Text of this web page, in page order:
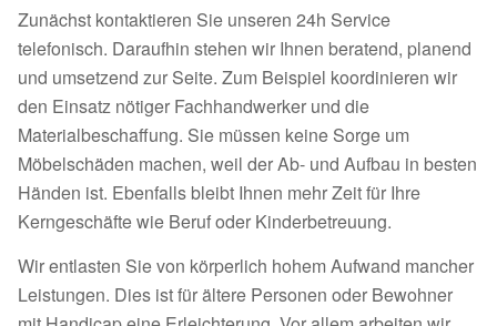
Zunächst kontaktieren Sie unseren 24h Service
telefonisch. Daraufhin stehen wir Ihnen beratend, planend
und umsetzend zur Seite. Zum Beispiel koordinieren wir
den Einsatz nötiger Fachhandwerker und die
Materialbeschaffung. Sie müssen keine Sorge um
Möbelschäden machen, weil der Ab- und Aufbau in besten
Händen ist. Ebenfalls bleibt Ihnen mehr Zeit für Ihre
Kerngeschäfte wie Beruf oder Kinderbetreuung.
Wir entlasten Sie von körperlich hohem Aufwand mancher
Leistungen. Dies ist für ältere Personen oder Bewohner